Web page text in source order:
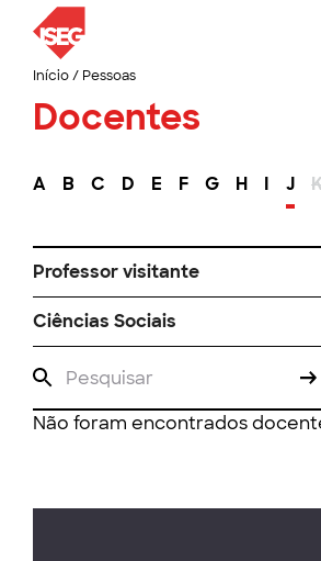
Início/ Pessoas
Docentes
A B C D E F G H I J
Professor visitante
Ciências Sociais
Não foram encontrados